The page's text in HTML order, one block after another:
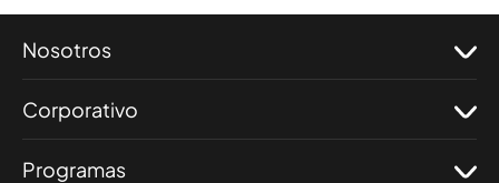
Nosotros
Corporativo
Programas